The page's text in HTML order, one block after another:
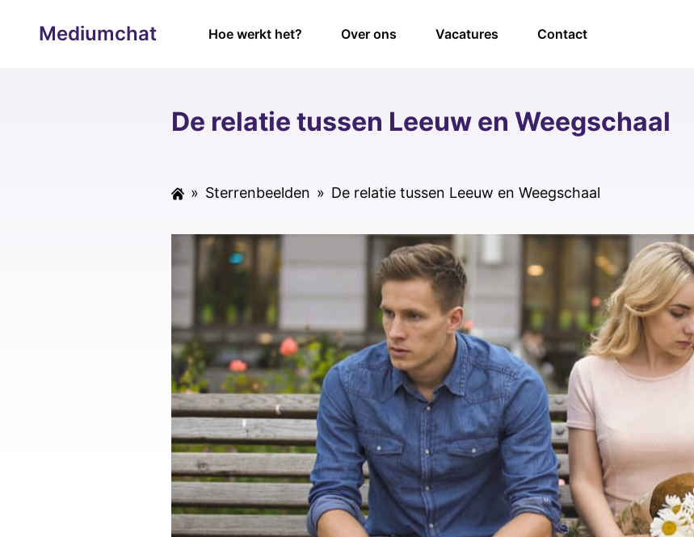
Mediumchat Hoe werkt het? Over ons Vacatures Contact
De relatie tussen Leeuw en Weegschaal
» Sterrenbeelden » De relatie tussen Leeuw en Weegschaal